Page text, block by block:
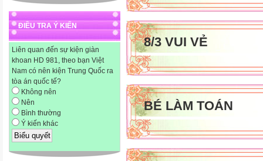
ĐIỀU TRA Ý KIẾN
Liên quan đến sự kiện giàn
khoan HD 981, theo bạn Việt
Nam có nên kiện Trung Quốc ra
tòa án quốc tế?
Không nên
Nên
Bình thường
Ý kiến khác
8/3 VUI VẺ
BÉ LÀM TOÁN